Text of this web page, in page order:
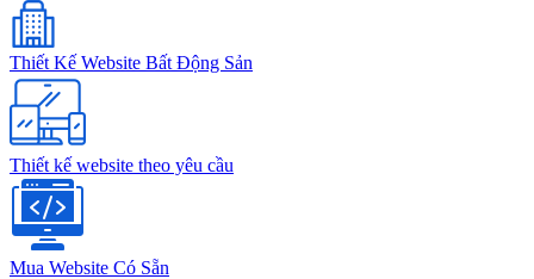
Thiết Kế Website Bất Động Sản
Thiết kế website theo yêu cầu
Mua Website Có Sẵn